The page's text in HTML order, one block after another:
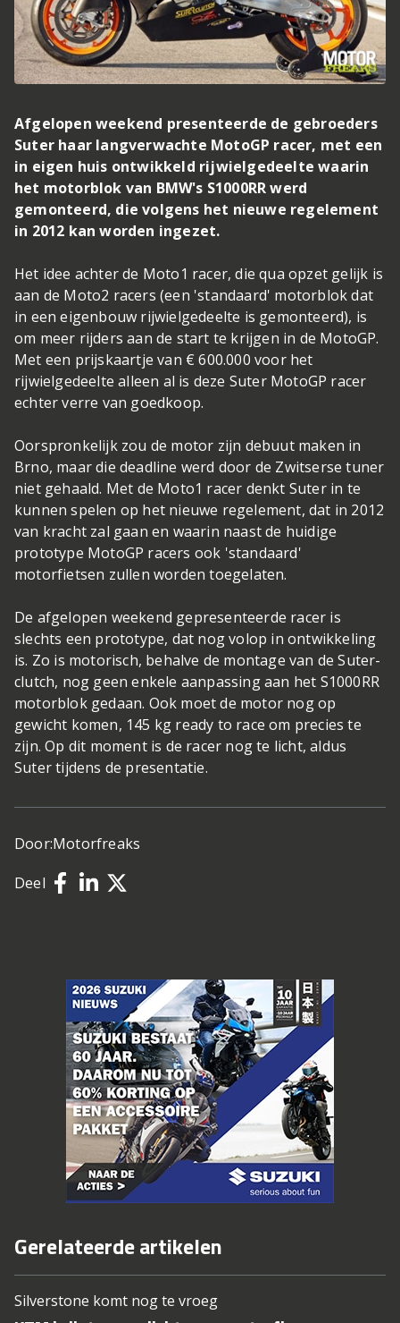
Afgelopen weekend presenteerde de gebroeders
Suter haar langverwachte MotoGP racer, met een
in eigen huis ontwikkeld rijwielgedeelte waarin
het motorblok van BMW's S1000RR werd
gemonteerd, die volgens het nieuwe regelement
in 2012 kan worden ingezet.
Het idee achter de Moto1 racer, die qua opzet gelijk is
aan de Moto2 racers (een 'standaard' motorblok dat
in een eigenbouw rijwielgedeelte is gemonteerd), is
om meer rijders aan de start te krijgen in de MotoGP.
Met een prijskaartje van € 600.000 voor het
rijwielgedeelte alleen al is deze Suter MotoGP racer
echter verre van goedkoop.
Oorspronkelijk zou de motor zijn debuut maken in
Brno, maar die deadline werd door de Zwitserse tuner
niet gehaald. Met de Moto1 racer denkt Suter in te
kunnen spelen op het nieuwe regelement, dat in 2012
van kracht zal gaan en waarin naast de huidige
prototype MotoGP racers ook 'standaard'
motorfietsen zullen worden toegelaten.
De afgelopen weekend gepresenteerde racer is
slechts een prototype, dat nog volop in ontwikkeling
is. Zo is motorisch, behalve de montage van de Suter-
clutch, nog geen enkele aanpassing aan het S1000RR
motorblok gedaan. Ook moet de motor nog op
gewicht komen, 145 kg ready to race om precies te
zijn. Op dit moment is de racer nog te licht, aldus
Suter tijdens de presentatie.
Door:Motorfreaks
Deel
Gerelateerde artikelen
Silverstone komt nog te vroeg